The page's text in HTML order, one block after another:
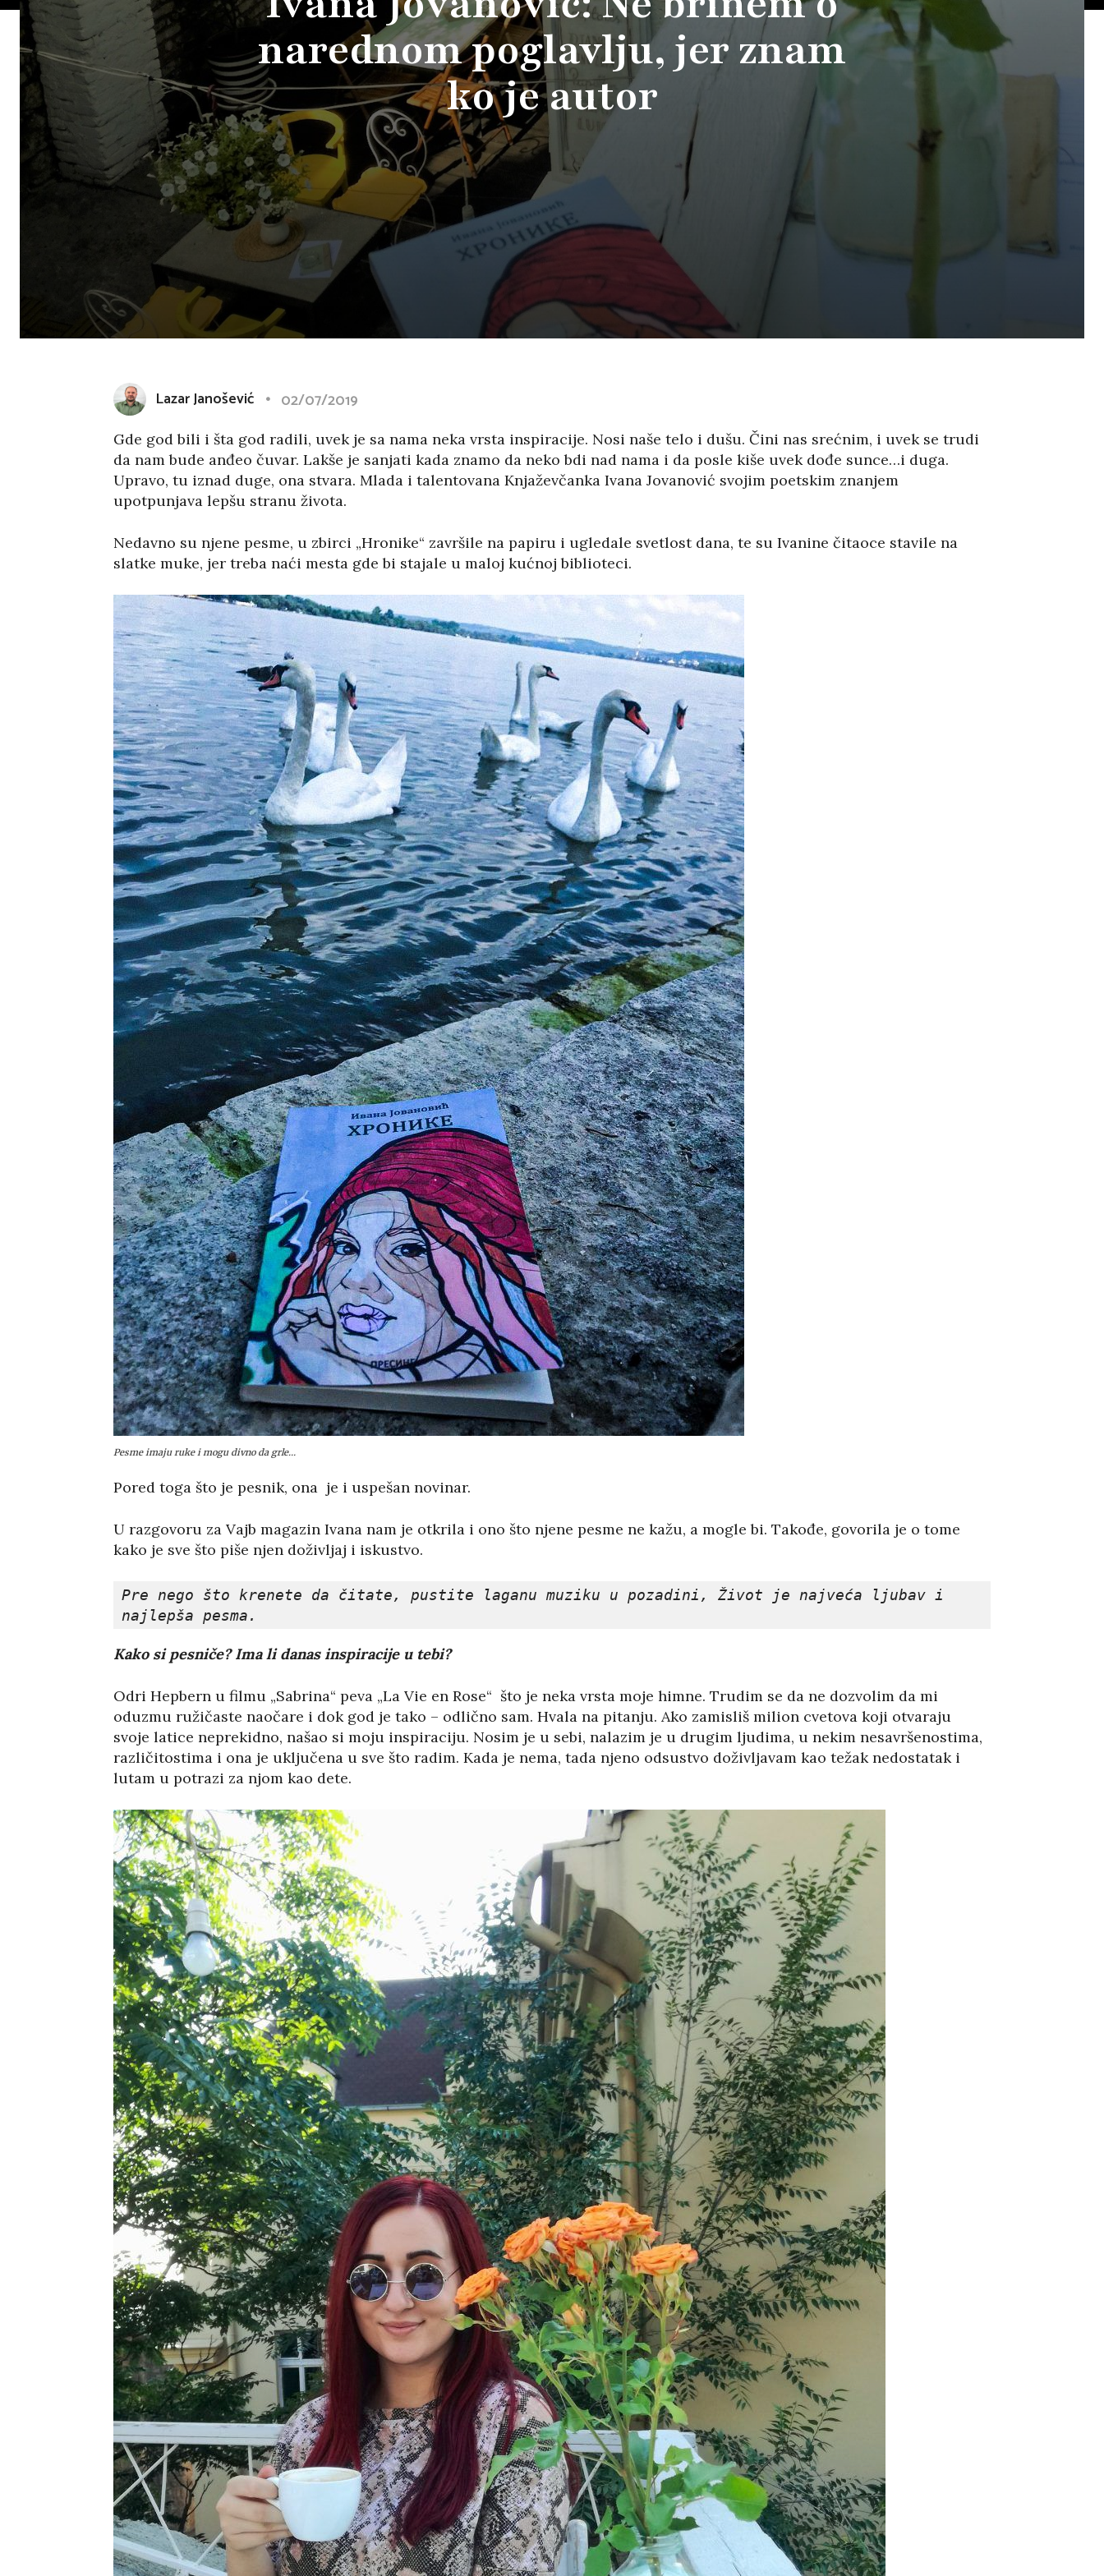
narednom poglavlju, jer znam
ko je autor
Lazar Janošević 02/07/2019
Gde god bili i šta god radili, uvek je sa nama neka vrsta inspiracije. Nosi naše telo i dušu. Čini nas srećnim, i uvek se trudi
da nam bude anđeo čuvar. Lakše je sanjati kada znamo da neko bdi nad nama i da posle kiše uvek dođe sunce…i duga.
Upravo, tu iznad duge, ona stvara. Mlada i talentovana Knjaževčanka Ivana Jovanović svojim poetskim znanjem
upotpunjava lepšu stranu života.
Nedavno su njene pesme, u zbirci „Hronike“ završile na papiru i ugledale svetlost dana, te su Ivanine čitaoce stavile na
slatke muke, jer treba naći mesta gde bi stajale u maloj kućnoj biblioteci.
Pesme imaju ruke i mogu divno da grle…
Pored toga što je pesnik, ona je i uspešan novinar.
U razgovoru za Vajb magazin Ivana nam je otkrila i ono što njene pesme ne kažu, a mogle bi. Takođe, govorila je o tome
kako je sve što piše njen doživljaj i iskustvo.
Pre nego što krenete da čitate, pustite laganu muziku u pozadini, Život je najveća ljubav i
najlepša pesma.
Kako si pesniče? Ima li danas inspiracije u tebi?
Odri Hepbern u filmu „Sabrina“ peva „La Vie en Rose“ što je neka vrsta moje himne. Trudim se da ne dozvolim da mi
oduzmu ružičaste naočare i dok god je tako – odlično sam. Hvala na pitanju. Ako zamisliš milion cvetova koji otvaraju
svoje latice neprekidno, našao si moju inspiraciju. Nosim je u sebi, nalazim je u drugim ljudima, u nekim nesavršenostima,
različitostima i ona je uključena u sve što radim. Kada je nema, tada njeno odsustvo doživljavam kao težak nedostatak i
lutam u potrazi za njom kao dete.